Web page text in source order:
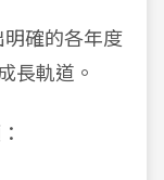
確的各年度
長軌道。
：